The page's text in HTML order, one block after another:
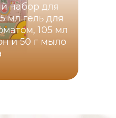
набор для
мл гель для
105 мл
и 50 г мыло